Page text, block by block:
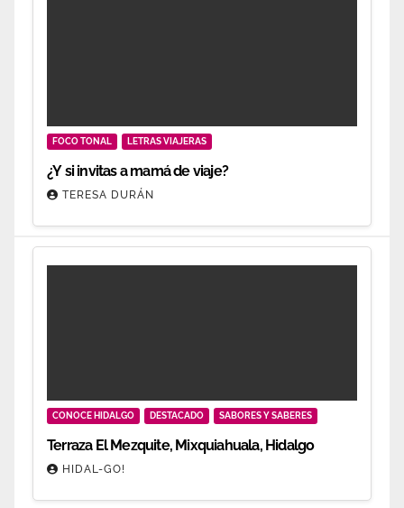
FOCO TONAL LETRAS VIAJERAS
¿Y si invitas a mamá de viaje?
TERESA DURÁN
CONOCE HIDALGO DESTACADO SABORES Y SABERES
Terraza El Mezquite, Mixquiahuala, Hidalgo
HIDAL-GO!